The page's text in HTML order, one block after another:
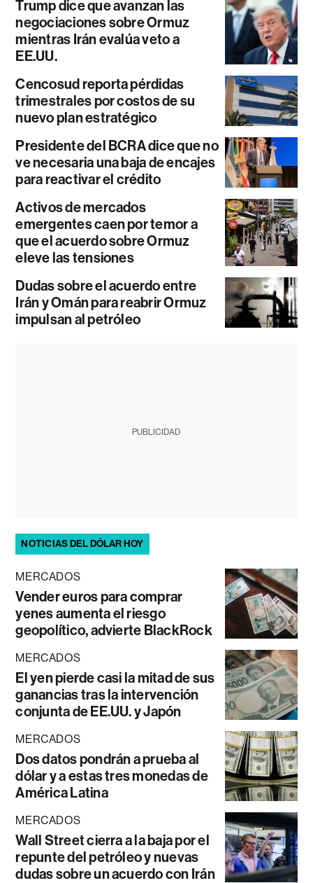
Trump dice que avanzan las
negociaciones sobre Ormuz
mientras Irán evalúa veto a
EE.UU.
Cencosud reporta pérdidas
trimestrales por costos de su
nuevo plan estratégico
Presidente del BCRA dice que no
ve necesaria una baja de encajes
para reactivar el crédito
Activos de mercados
emergentes caen por temor a
que el acuerdo sobre Ormuz
eleve las tensiones
Dudas sobre el acuerdo entre
Irán y Omán para reabrir Ormuz
impulsan al petróleo
PUBLICIDAD
NOTICIAS DEL DÓLAR HOY
MERCADOS
Vender euros para comprar
yenes aumenta el riesgo
geopolítico, advierte BlackRock
MERCADOS
El yen pierde casi la mitad de sus
ganancias tras la intervención
conjunta de EE.UU. y Japón
MERCADOS
Dos datos pondrán a prueba al
dólar y a estas tres monedas de
América Latina
MERCADOS
Wall Street cierra a la baja por el
repunte del petróleo y nuevas
dudas sobre un acuerdo con Irán